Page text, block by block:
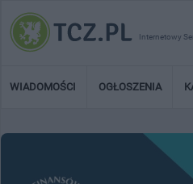
Internetowy
WIADOMOŚCI OGŁOSZENIA